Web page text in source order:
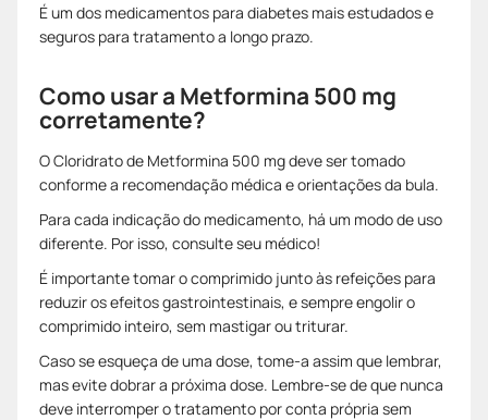
É um dos medicamentos para diabetes mais estudados e
seguros para tratamento a longo prazo.
Como usar a Metformina 500 mg
corretamente?
O Cloridrato de Metformina 500 mg deve ser tomado
conforme a recomendação médica e orientações da bula.
Para cada indicação do medicamento, há um modo de uso
diferente. Por isso, consulte seu médico!
É importante tomar o comprimido junto às refeições para
reduzir os efeitos gastrointestinais, e sempre engolir o
comprimido inteiro, sem mastigar ou triturar.
Caso se esqueça de uma dose, tome-a assim que lembrar,
mas evite dobrar a próxima dose. Lembre-se de que nunca
deve interromper o tratamento por conta própria sem